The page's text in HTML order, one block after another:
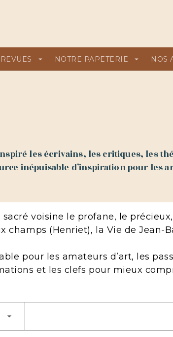
arrow_drop_down NOTRE PAPETERIE arrow_drop_down NOS
les écrivains, les critiques, les
inépuisable d’inspiration pour les
voisine le profane, le
champs (Henriet), la Vie de Jean-
pour les amateurs d’art, les
et les clefs pour mieux
arrow_drop_down